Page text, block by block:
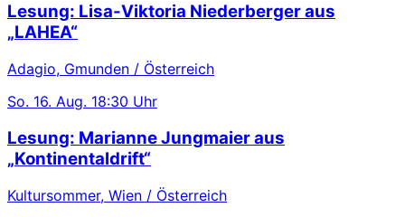
Lesung: Lisa-Viktoria Niederberger aus
„LAHEA“
Adagio, Gmunden / Österreich
So. 16. Aug. 18:30 Uhr
Lesung: Marianne Jungmaier aus
„Kontinentaldrift“
Kultursommer, Wien / Österreich